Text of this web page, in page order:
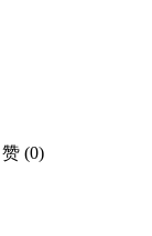
赞 (0)